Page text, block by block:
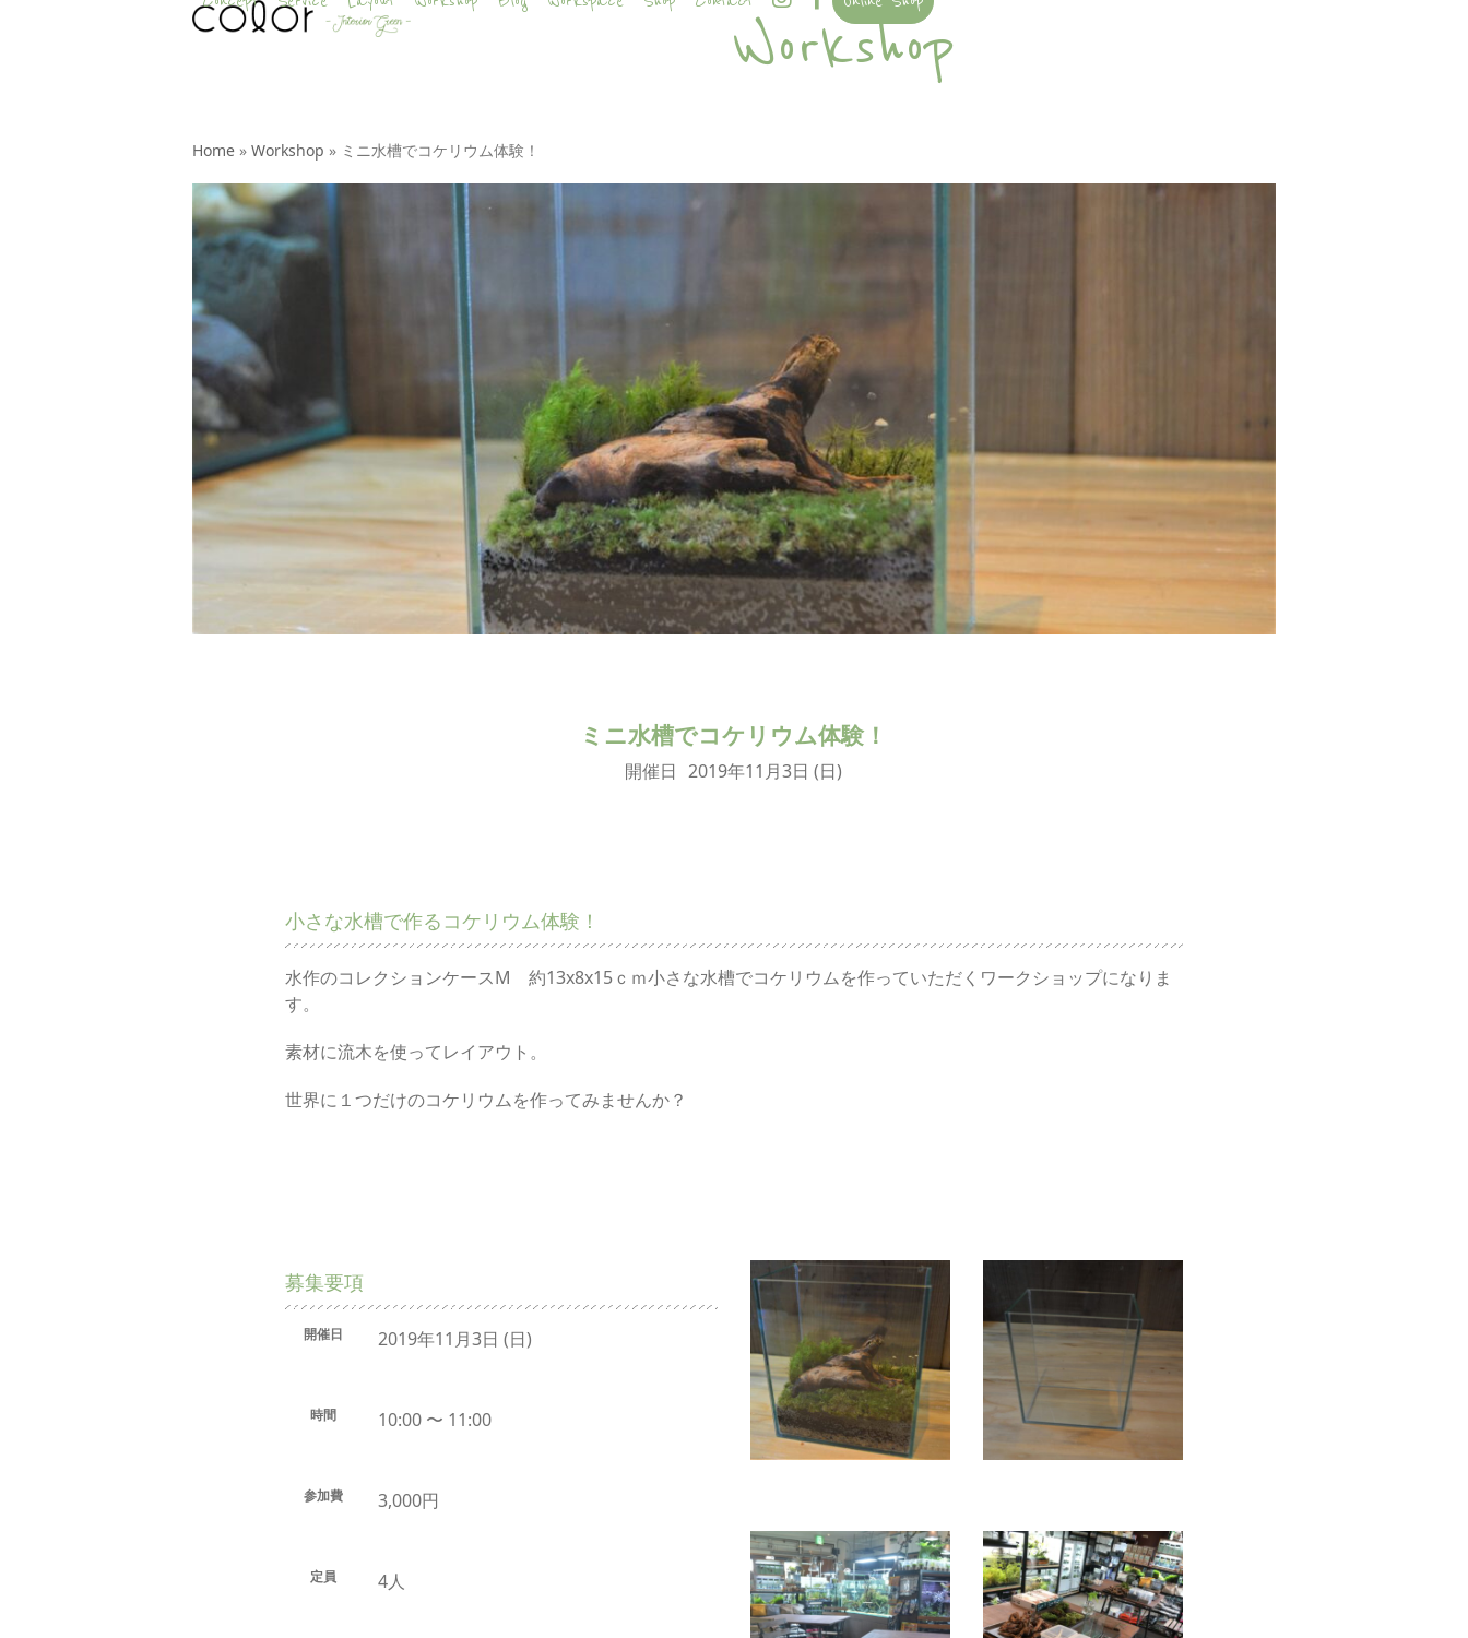
Workshop
Home » Workshop » ミニ水槽でコケリウム体験！
ミニ水槽でコケリウム体験！
開催日 2019年11月3日 (日)
小さな水槽で作るコケリウム体験！
水作のコレクションケースM 約13x8x15ｃｍ小さな水槽でコケリウムを作っていただくワークショップになりま
す。
素材に流木を使ってレイアウト。
世界に１つだけのコケリウムを作ってみませんか？
募集要項
開催日 2019年11月3日 (日)
時間 10:00 〜 11:00
参加費 3,000円
定員 4人